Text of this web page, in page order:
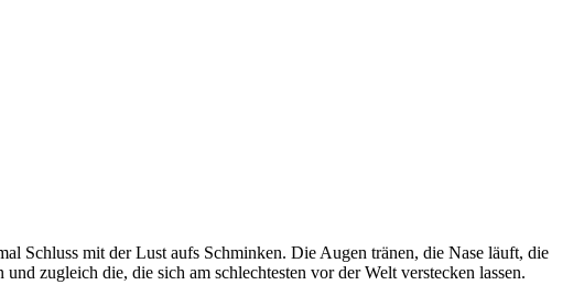
Schluss mit der Lust aufs Schminken. Die Augen tränen, die Nase läuft, die
zugleich die, die sich am schlechtesten vor der Welt verstecken lassen.